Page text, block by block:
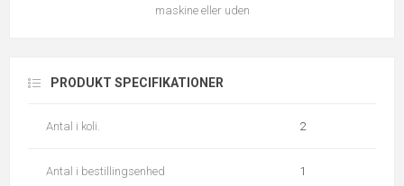
maskine eller uden
PRODUKT SPECIFIKATIONER
Antal i koli. 2
Antal i bestillingsenhed 1